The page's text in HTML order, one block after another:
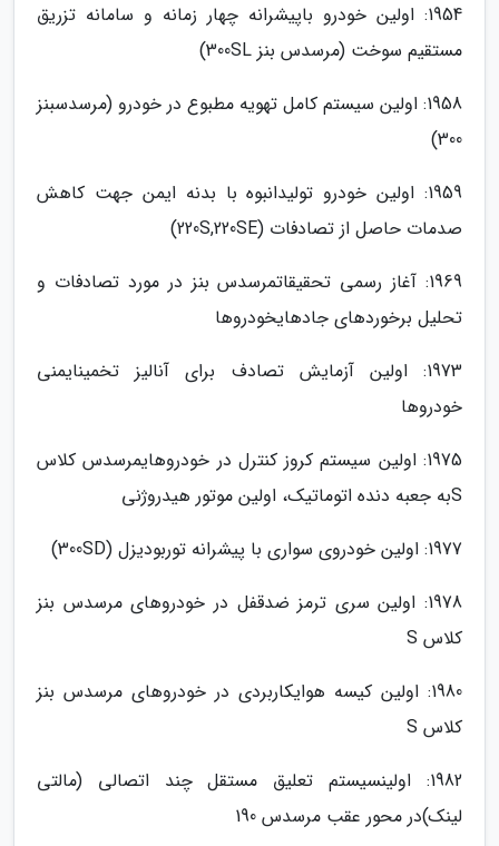
1954: اولین خودرو باپیشرانه چهار زمانه و سامانه تزریق
مستقیم سوخت (مرسدس بنز 300SL)
1958: اولین سیستم کامل تهویه مطبوع در خودرو (مرسدسبنز
300)
1959: اولین خودرو تولیدانبوه با بدنه ایمن جهت کاهش
صدمات حاصل از تصادفات (220S,220SE)
1969: آغاز رسمی تحقیقاتمرسدس بنز در مورد تصادفات و
تحلیل برخوردهای جاده­ایخودروها
1973: اولین آزمایش تصادف برای آنالیز تخمینایمنی
خودروها
1975: اولین سیستم کروز کنترل در خودروهایمرسدس کلاس
Sبه جعبه دنده اتوماتیک، اولین موتور هیدروژنی
1977: اولین خودروی سواری با پیشرانه توربودیزل (300SD)
1978: اولین سری ترمز ضدقفل در خودروهای مرسدس بنز
کلاس S
1980: اولین کیسه هوایکاربردی در خودروهای مرسدس بنز
کلاس S
1982: اولینسیستم تعلیق مستقل چند اتصالی (مالتی
لینک)در محور عقب مرسدس 190